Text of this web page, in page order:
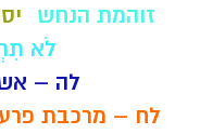
זוהמת הנחש
לֹא תִרְצַח. 7.
לה –
לח – מרכבת